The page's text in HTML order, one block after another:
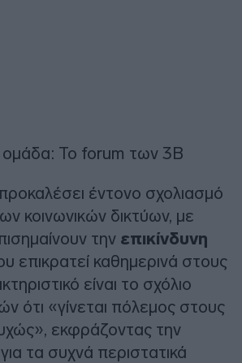
Το forum των 3B
έντονο σχολιασμό
κοινωνικών δικτύων, με
την επικίνδυνη
επικρατεί καθημερινά στους
είναι το σχόλιο
ότι «γίνεται πόλεμος στους
εκφράζοντας την
τα συχνά περιστατικά